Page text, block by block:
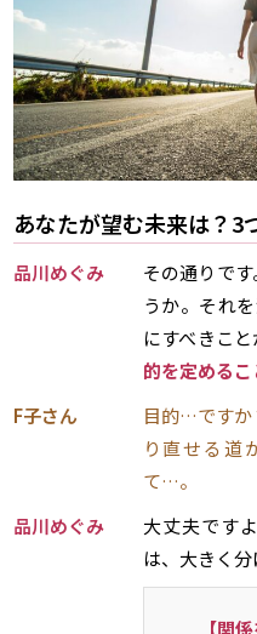
あなたが望む未来は？3
品川めぐみ
その通りで
うか。それ
にすべきこ
的を定めるこ
F子さん
目的…ですか
り直せる道
て…。
品川めぐみ
大丈夫です
は、大きく分
【関